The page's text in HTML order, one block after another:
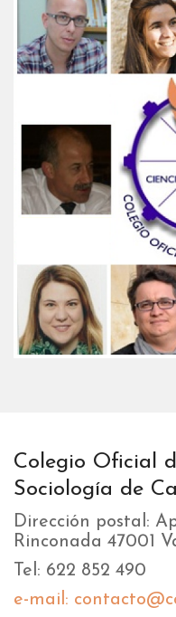
Colegio Oficial
Sociología de
Dirección postal:
Rinconada 47001
Tel: 622 852 490
e-mail: